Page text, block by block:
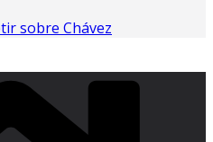
sobre Chávez